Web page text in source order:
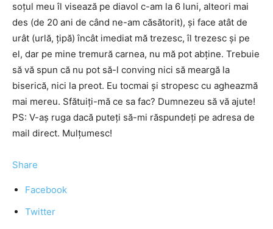
soţul meu îl visează pe diavol c-am la 6 luni, alteori mai
des (de 20 ani de când ne-am căsătorit), şi face atât de
urât (urlă, ţipă) încât imediat mă trezesc, îl trezesc şi pe
el, dar pe mine tremură carnea, nu mă pot abţine. Trebuie
să vă spun că nu pot să-l conving nici să meargă la
biserică, nici la preot. Eu tocmai şi stropesc cu agheazmă
mai mereu. Sfătuiţi-mă ce sa fac? Dumnezeu să vă ajute!
PS: V-aş ruga dacă puteţi să-mi răspundeţi pe adresa de
mail direct. Mulţumesc!
Share
Facebook
Twitter